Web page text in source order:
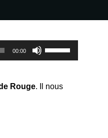
00:00
Rouge. Il nous